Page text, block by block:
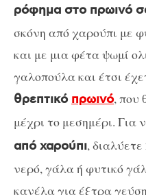
ρόφημα στο πρωινό
σκόνη από χαρούπι με
και με μια φέτα ψωμί
γαλοπούλα και έτσι
θρεπτικό πρωινό, που
μέχρι το μεσημέρι. Για
από χαρούπι,
νερό, γάλα ή φυτικό
κανέλα για έξτρα